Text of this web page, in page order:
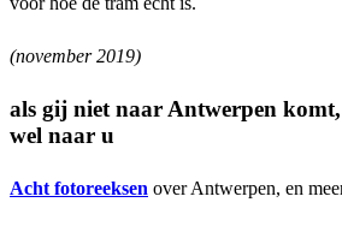
(november 2019)
als gij niet naar Antwerpen
wel naar u
Acht fotoreeksen over Antwerpen, en